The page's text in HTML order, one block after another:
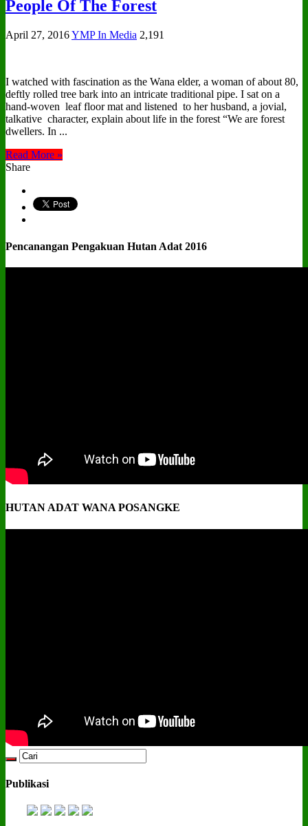
People Of The Forest
April 27, 2016YMP In Media 2,191
I watched with fascination as the Wana elder, a woman of about 80,
deftly rolled tree bark into an intricate traditional pipe. I sat on a
hand-woven leaf floor mat and listened to her husband, a jovial,
talkative character, explain about life in the forest “We are forest
dwellers. In ...
Read More »
Share
Pencanangan Pengakuan Hutan Adat 2016
HUTAN ADAT WANA POSANGKE
Publikasi